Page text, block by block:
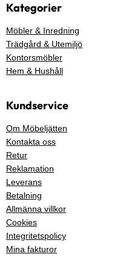
Kategorier
Möbler & Inredning
Trädgård & Utemiljö
Kontorsmöbler
Hem & Hushåll
Kundservice
Om Möbeljätten
Kontakta oss
Retur
Reklamation
Leverans
Betalning
Allmänna villkor
Cookies
Integritetspolicy
Mina fakturor